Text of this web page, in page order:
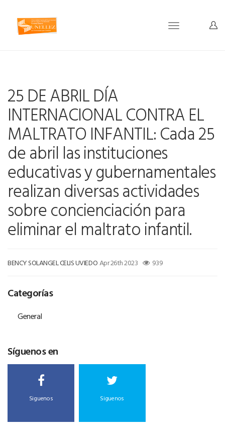
Toggle
25 DE ABRIL DÍA
INTERNACIONAL CONTRA EL
MALTRATO INFANTIL: Cada 25
de abril las instituciones
educativas y gubernamentales
realizan diversas actividades
sobre concienciación para
eliminar el maltrato infantil.
BENCY SOLANGEL CELIS UVIEDOApr 26th 2023 939
Categorías
General
Síguenos en
Siguenos Siguenos